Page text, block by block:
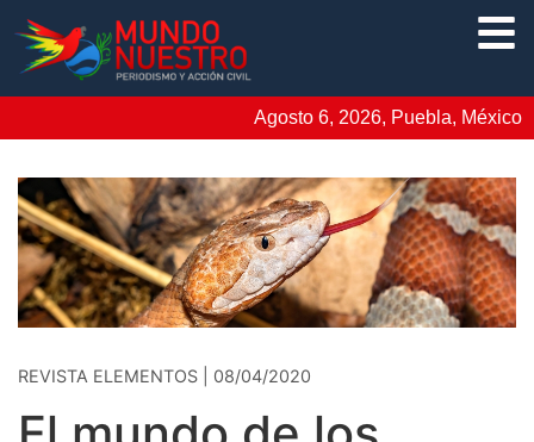
Agosto 6, 2026, Puebla, México
REVISTA ELEMENTOS | 08/04/2020